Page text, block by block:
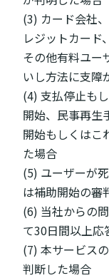
(3) カード会社
レジットカード
その他有料ユー
いし方法に支障
(4) 支払停止も
開始、民事再生
開始もしくはこ
た場合
(5) ユーザーが
は補助開始の審
(6) 当社からの
て30日間以上応
(7) 本サービス
判断した場合